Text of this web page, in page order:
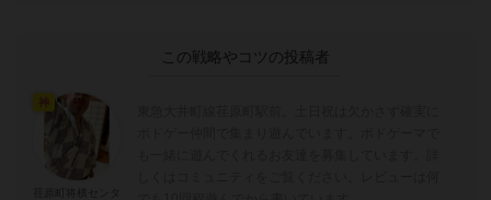
この戦略やコツの投稿者